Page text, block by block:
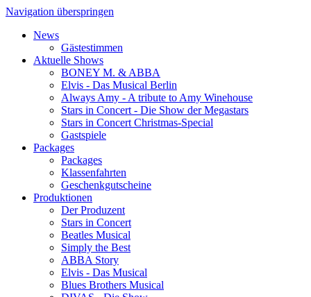
Navigation überspringen
News
Gästestimmen
Aktuelle Shows
BONEY M. & ABBA
Elvis - Das Musical Berlin
Always Amy - A tribute to Amy Winehouse
Stars in Concert - Die Show der Megastars
Stars in Concert Christmas-Special
Gastspiele
Packages
Packages
Klassenfahrten
Geschenkgutscheine
Produktionen
Der Produzent
Stars in Concert
Beatles Musical
Simply the Best
ABBA Story
Elvis - Das Musical
Blues Brothers Musical